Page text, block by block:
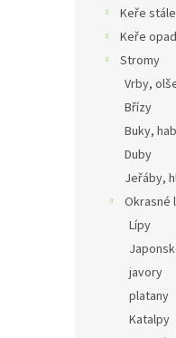
Keře
Keře
Stromy
Vrby,
Břízy
Buky,
Duby
Jeřáby,
Okrasné
Lípy
javory
platany
Katalpy